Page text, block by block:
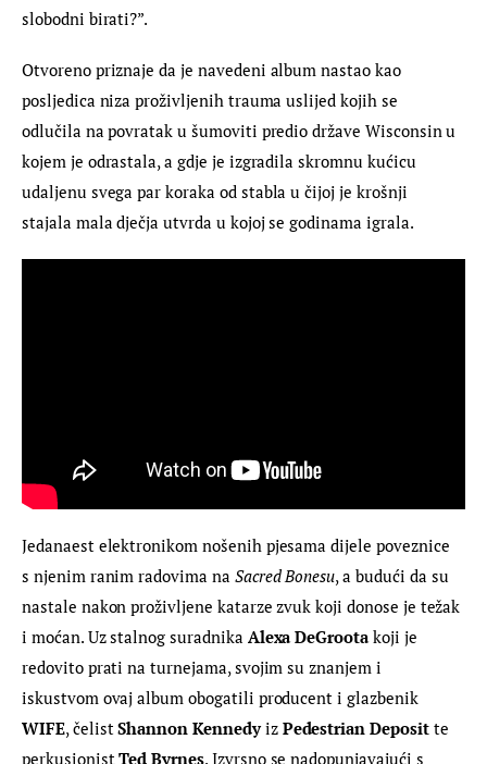
slobodni birati?”.
Otvoreno priznaje da je navedeni album nastao kao
posljedica niza proživljenih trauma uslijed kojih se
odlučila na povratak u šumoviti predio države Wisconsin u
kojem je odrastala, a gdje je izgradila skromnu kućicu
udaljenu svega par koraka od stabla u čijoj je krošnji
stajala mala dječja utvrda u kojoj se godinama igrala.
Jedanaest elektronikom nošenih pjesama dijele poveznice
s njenim ranim radovima na Sacred Bonesu, a budući da su
nastale nakon proživljene katarze zvuk koji donose je težak
i moćan. Uz stalnog suradnika Alexa DeGroota koji je
redovito prati na turnejama, svojim su znanjem i
iskustvom ovaj album obogatili producent i glazbenik
WIFE, čelist Shannon Kennedy iz Pedestrian Deposit te
perkusionist Ted Byrnes. Izvrsno se nadopunjavajući s